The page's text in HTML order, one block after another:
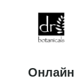
Онлайн